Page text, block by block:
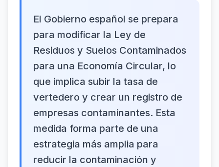
El Gobierno español se prepara
para modificar la Ley de
Residuos y Suelos Contaminados
para una Economía Circular, lo
que implica subir la tasa de
vertedero y crear un registro de
empresas contaminantes. Esta
medida forma parte de una
estrategia más amplia para
reducir la contaminación y